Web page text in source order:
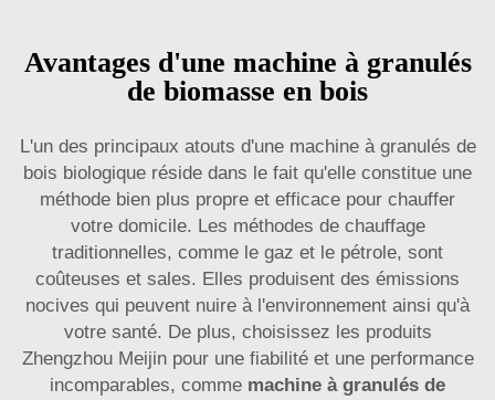
Avantages d'une machine à granulés
de biomasse en bois
L'un des principaux atouts d'une machine à granulés de
bois biologique réside dans le fait qu'elle constitue une
méthode bien plus propre et efficace pour chauffer
votre domicile. Les méthodes de chauffage
traditionnelles, comme le gaz et le pétrole, sont
coûteuses et sales. Elles produisent des émissions
nocives qui peuvent nuire à l'environnement ainsi qu'à
votre santé. De plus, choisissez les produits
Zhengzhou Meijin pour une fiabilité et une performance
incomparables, comme machine à granulés de